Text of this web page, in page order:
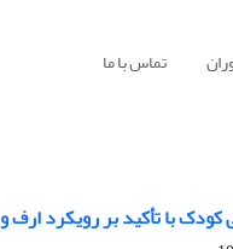
تماس با ما
با تأکید بر رویکرد ارف